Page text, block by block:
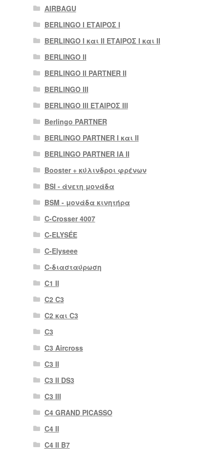
AIRBAGU
BERLINGO I ΕΤΑΙΡΟΣ Ι
BERLINGO I και II ΕΤΑΙΡΟΣ I και II
BERLINGO II
BERLINGO II PARTNER II
BERLINGO III
BERLINGO III ΕΤΑΙΡΟΣ III
Berlingo PARTNER
BERLINGO PARTNER I και II
BERLINGO PARTNER IA II
Booster + κύλινδροι φρένων
BSI - άνετη μονάδα
BSM - μονάδα κινητήρα
C-Crosser 4007
C-ELYSÉE
C-Elyseee
C-διασταύρωση
C1 II
C2 C3
C2 και C3
C3
C3 Aircross
C3 II
C3 II DS3
C3 III
C4 GRAND PICASSO
C4 II
C4 II B7